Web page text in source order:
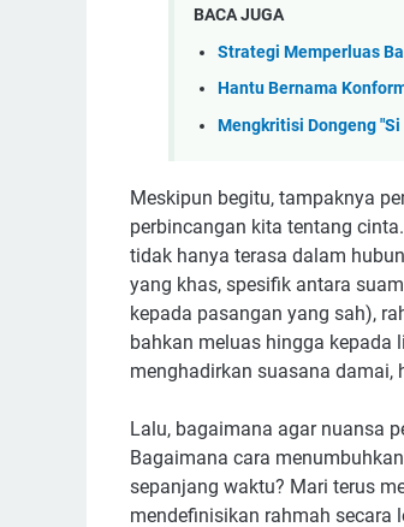
BACA JUGA
Strategi Memperluas
Hantu Bernama
Mengkritisi Dongeng
Meskipun begitu, tampaknya
perbincangan kita tentang
tidak hanya terasa dalam
yang khas, spesifik antara
kepada pasangan yang sah),
bahkan meluas hingga kepada
menghadirkan suasana damai,
Lalu, bagaimana agar nuansa
Bagaimana cara
sepanjang waktu? Mari terus
mendefinisikan rahmah secara